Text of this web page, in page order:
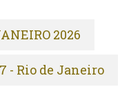
2026
- Rio de Janeiro